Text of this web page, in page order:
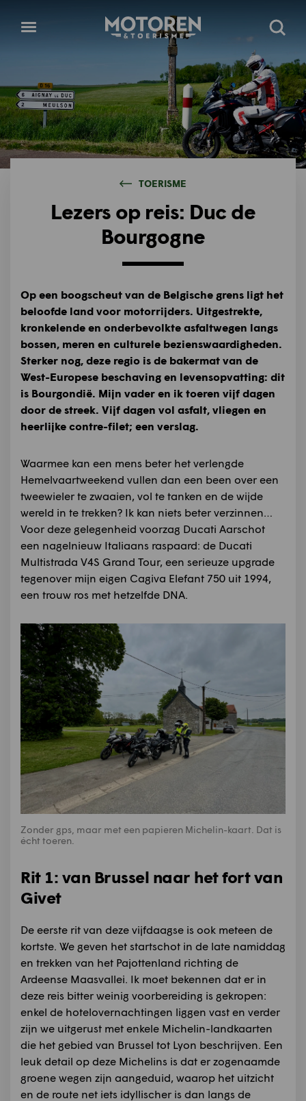
Open
Homepage Zoeken
TOERISME
Lezers op reis: Duc de
Bourgogne
Op een boogscheut van de Belgische grens ligt het
beloofde land voor motorrijders. Uitgestrekte,
kronkelende en onderbevolkte asfaltwegen langs
bossen, meren en culturele bezienswaardigheden.
Sterker nog, deze regio is de bakermat van de
West-Europese beschaving en levensopvatting: dit
is Bourgondië. Mijn vader en ik toeren vijf dagen
door de streek. Vijf dagen vol asfalt, vliegen en
heerlijke contre-filet; een verslag.
Waarmee kan een mens beter het verlengde
Hemelvaartweekend vullen dan een been over een
tweewieler te zwaaien, vol te tanken en de wijde
wereld in te trekken? Ik kan niets beter verzinnen…
Voor deze gelegenheid voorzag Ducati Aarschot
een nagelnieuw Italiaans raspaard: de Ducati
Multistrada V4S Grand Tour, een serieuze upgrade
tegenover mijn eigen Cagiva Elefant 750 uit 1994,
een trouw ros met hetzelfde DNA.
Zonder gps, maar met een papieren Michelin-kaart. Dat is
écht toeren.
Rit 1: van Brussel naar het fort van
Givet
De eerste rit van deze vijfdaagse is ook meteen de
kortste. We geven het startschot in de late namiddag
en trekken van het Pajottenland richting de
Ardeense Maasvallei. Ik moet bekennen dat er in
deze reis bitter weinig voorbereiding is gekropen:
enkel de hotelovernachtingen liggen vast en verder
zijn we uitgerust met enkele Michelin-landkaarten
die het gebied van Brussel tot Lyon beschrijven. Een
leuk detail op deze Michelins is dat er zogenaamde
groene wegen zijn aangeduid, waarop het uitzicht
en de route net iets idyllischer is dan langs de